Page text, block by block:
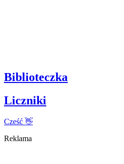
Biblioteczka
Liczniki
Cześć 👋
Reklama